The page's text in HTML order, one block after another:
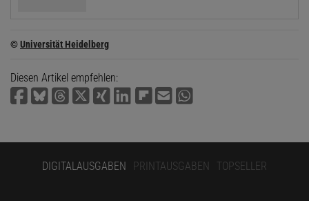
©Universität Heidelberg
Diesen Artikel empfehlen:
DIGITALAUSGABEN PRINTAUSGABEN TOPSELLER